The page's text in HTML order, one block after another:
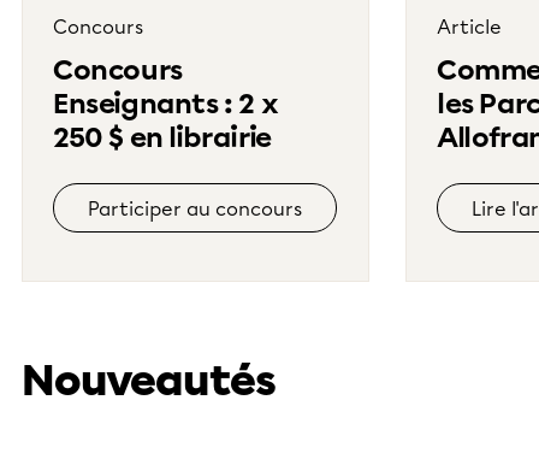
Concours
Concours
Enseignants : 2 x
250 $ en librairie
Participer au concours
Article
les
Lire
Nouveautés